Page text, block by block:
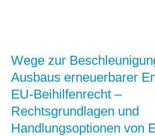
Wege zur
Ausbaus erneuerbarer
EU-Beihilfenrecht –
Rechtsgrundlagen und
Handlungsoptionen von